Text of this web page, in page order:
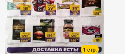
1 стр.